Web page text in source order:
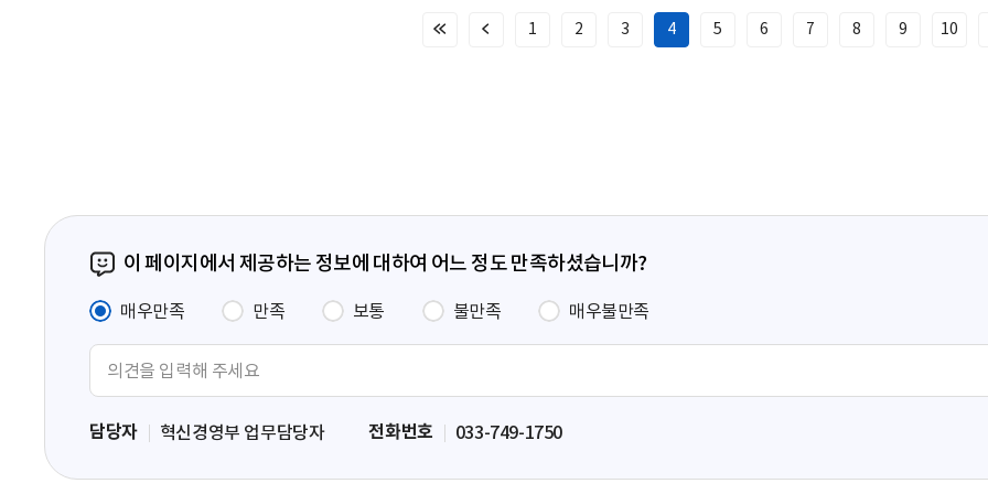
처
이
1 2 3 4 5 6 7 8 9 10
이 페이지에서 제공하는 정보에 대하여 어느 정도 만족하셨습니까?
매우만족 만족 보통 불만족 매우불만족
력
담당자 혁신경영부 업무담당자 전화번호 033-749-1750